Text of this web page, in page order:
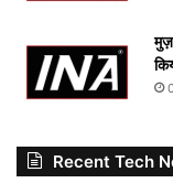
Recent Tech